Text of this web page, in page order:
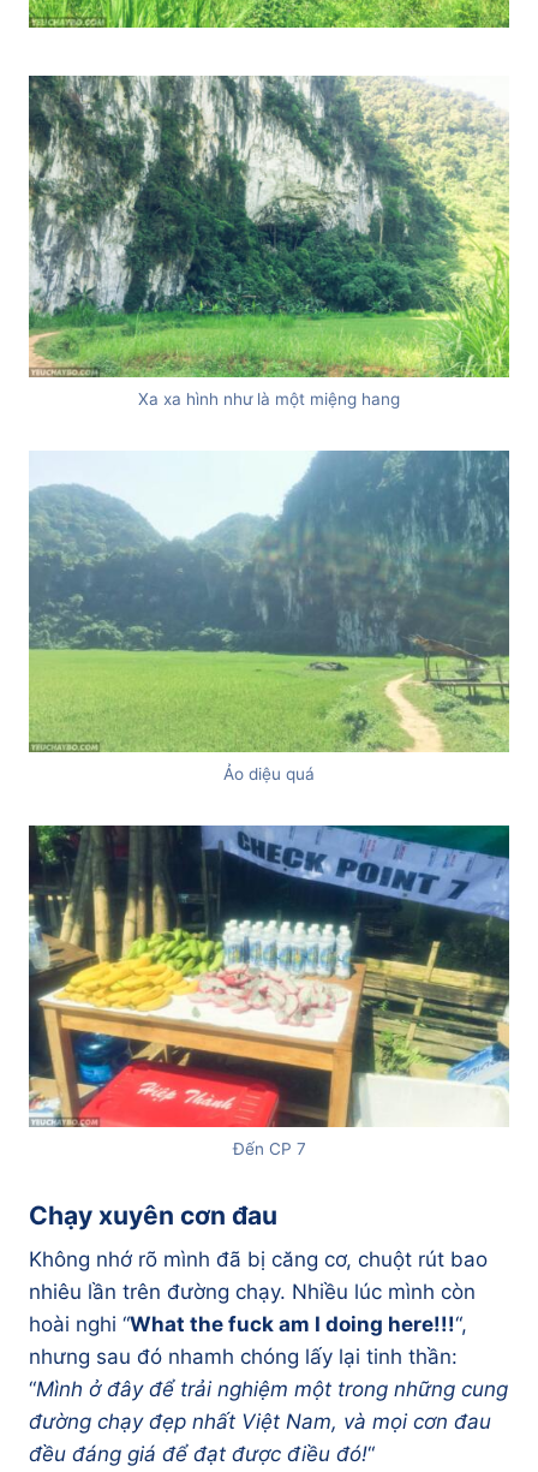
Xa xa hình như là một miệng hang
Ảo diệu quá
Đến CP 7
Chạy xuyên cơn đau
Không nhớ rõ mình đã bị căng cơ, chuột rút bao
nhiêu lần trên đường chạy. Nhiều lúc mình còn
hoài nghi “What the fuck am I doing here!!!“,
nhưng sau đó nhamh chóng lấy lại tinh thần:
“Mình ở đây để trải nghiệm một trong những cung
đường chạy đẹp nhất Việt Nam, và mọi cơn đau
đều đáng giá để đạt được điều đó!“